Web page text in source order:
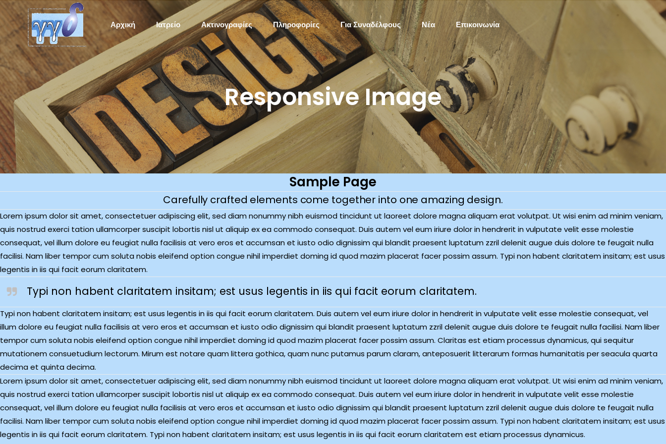
Αρχική Ιατρείο Ακτινογραφίες Πληροφορίες Για Συναδέλφους Νέα Επικοινωνία
Responsive Image
Sample Page
Carefully crafted elements come together into one amazing design.
Lorem ipsum dolor sit amet, consectetuer adipiscing elit, sed diam nonummy nibh euismod tincidunt ut laoreet dolore magna aliquam erat volutpat. Ut wisi enim ad minim veniam,
quis nostrud exerci tation ullamcorper suscipit lobortis nisl ut aliquip ex ea commodo consequat. Duis autem vel eum iriure dolor in hendrerit in vulputate velit esse molestie
consequat, vel illum dolore eu feugiat nulla facilisis at vero eros et accumsan et iusto odio dignissim qui blandit praesent luptatum zzril delenit augue duis dolore te feugait nulla
facilisi. Nam liber tempor cum soluta nobis eleifend option congue nihil imperdiet doming id quod mazim placerat facer possim assum. Typi non habent claritatem insitam; est usus
legentis in iis qui facit eorum claritatem.
Typi non habent claritatem insitam; est usus legentis in iis qui facit eorum claritatem.
Typi non habent claritatem insitam; est usus legentis in iis qui facit eorum claritatem. Duis autem vel eum iriure dolor in hendrerit in vulputate velit esse molestie consequat, vel
illum dolore eu feugiat nulla facilisis at vero eros et accumsan et iusto odio dignissim qui blandit praesent luptatum zzril delenit augue duis dolore te feugait nulla facilisi. Nam liber
tempor cum soluta nobis eleifend option congue nihil imperdiet doming id quod mazim placerat facer possim assum. Claritas est etiam processus dynamicus, qui sequitur
mutationem consuetudium lectorum. Mirum est notare quam littera gothica, quam nunc putamus parum claram, anteposuerit litterarum formas humanitatis per seacula quarta
decima et quinta decima.
Lorem ipsum dolor sit amet, consectetuer adipiscing elit, sed diam nonummy nibh euismod tincidunt ut laoreet dolore magna aliquam erat volutpat. Ut wisi enim ad minim veniam,
quis nostrud exerci tation ullamcorper suscipit lobortis nisl ut aliquip ex ea commodo consequat. Duis autem vel eum iriure dolor in hendrerit in vulputate velit esse molestie
consequat, vel illum dolore eu feugiat nulla facilisis at vero eros et accumsan et iusto odio dignissim qui blandit praesent luptatum zzril delenit augue duis dolore te feugait nulla
facilisi. Nam liber tempor cum soluta nobis eleifend option congue nihil imperdiet doming id quod mazim placerat facer possim assum. Typi non habent claritatem insitam; est usus
legentis in iis qui facit eorum claritatem. Typi non habent claritatem insitam; est usus legentis in iis qui facit eorum claritatem est etiam processus dynamicus.